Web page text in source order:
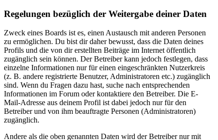
Regelungen bezüglich der Weitergabe deiner Daten
Zweck eines Boards ist es, einen Austausch mit anderen Personen
zu ermöglichen. Du bist dir daher bewusst, dass die Daten deines
Profils und die von dir erstellten Beiträge im Internet öffentlich
zugänglich sein können. Der Betreiber kann jedoch festlegen, dass
einzelne Informationen nur für einen eingeschränkten Nutzerkreis
(z. B. andere registrierte Benutzer, Administratoren etc.) zugänglich
sind. Wenn du Fragen dazu hast, suche nach entsprechenden
Informationen im Forum oder kontaktiere den Betreiber. Die E-
Mail-Adresse aus deinem Profil ist dabei jedoch nur für den
Betreiber und von ihm beauftragte Personen (Administratoren)
zugänglich.
Andere als die oben genannten Daten wird der Betreiber nur mit